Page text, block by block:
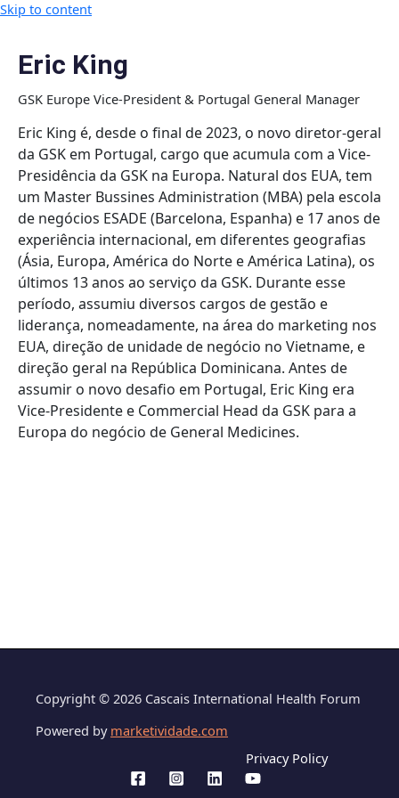
Skip to content
Eric King
GSK Europe Vice-President & Portugal General Manager
Eric King é, desde o final de 2023, o novo diretor-geral
da GSK em Portugal, cargo que acumula com a Vice-
Presidência da GSK na Europa. Natural dos EUA, tem
um Master Bussines Administration (MBA) pela escola
de negócios ESADE (Barcelona, Espanha) e 17 anos de
experiência internacional, em diferentes geografias
(Ásia, Europa, América do Norte e América Latina), os
últimos 13 anos ao serviço da GSK. Durante esse
período, assumiu diversos cargos de gestão e
liderança, nomeadamente, na área do marketing nos
EUA, direção de unidade de negócio no Vietname, e
direção geral na República Dominicana. Antes de
assumir o novo desafio em Portugal, Eric King era
Vice-Presidente e Commercial Head da GSK para a
Europa do negócio de General Medicines.
Copyright © 2026 Cascais International Health Forum
Powered by marketividade.com
Privacy Policy